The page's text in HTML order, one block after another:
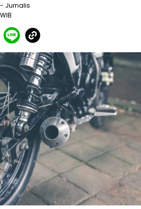
- Jurnalis